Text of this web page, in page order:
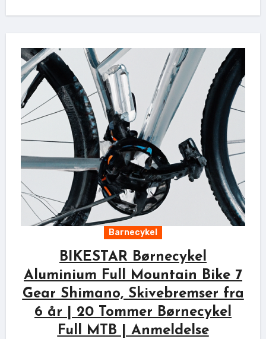
Barnecykel
BIKESTAR Børnecykel
Aluminium Full Mountain Bike 7
Gear Shimano, Skivebremser fra
6 år | 20 Tommer Børnecykel
Full MTB | Anmeldelse